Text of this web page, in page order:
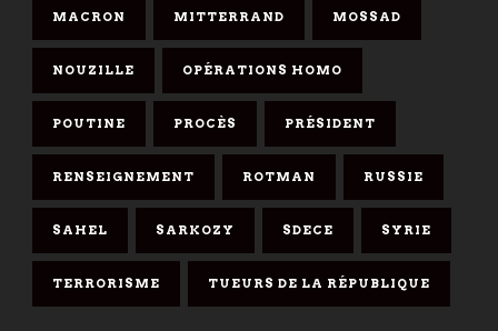
MACRON MITTERRAND MOSSAD
NOUZILLE OPÉRATIONS HOMO
POUTINE PROCÈS PRÉSIDENT
RENSEIGNEMENT ROTMAN RUSSIE
SAHEL SARKOZY SDECE SYRIE
TERRORISME TUEURS DE LA RÉPUBLIQUE